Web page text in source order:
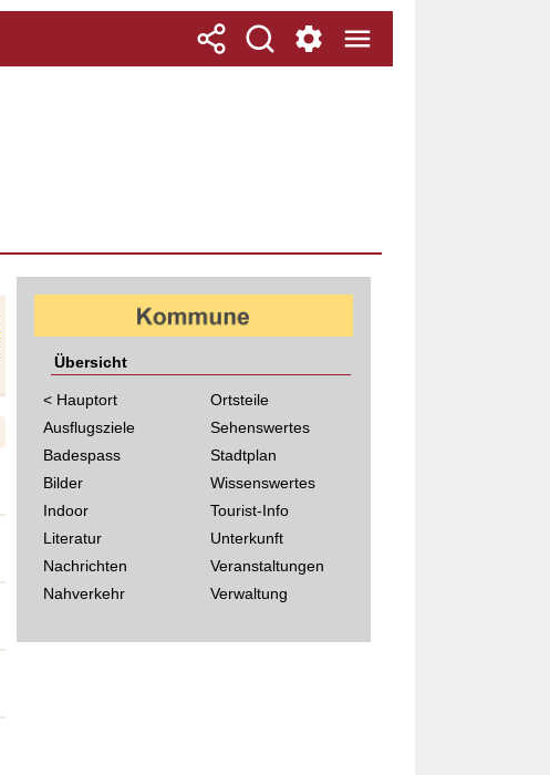
Übersicht
< Hauptort
Ausflugsziele
Badespass
Bilder
Indoor
Literatur
Nachrichten
Nahverkehr
Ortsteile
Sehenswertes
Stadtplan
Wissenswertes
Tourist-Info
Unterkunft
Veranstaltungen
Verwaltung